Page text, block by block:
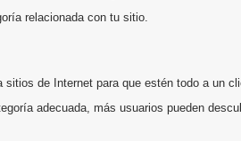
relacionada con tu sitio.
sitios de Internet para que estén todo a un
adecuada, más usuarios pueden